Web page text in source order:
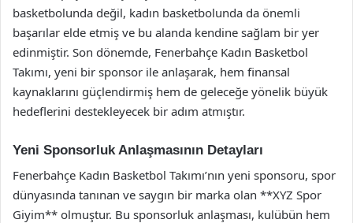
basketbolunda değil, kadın basketbolunda da önemli
başarılar elde etmiş ve bu alanda kendine sağlam bir yer
edinmiştir. Son dönemde, Fenerbahçe Kadın Basketbol
Takımı, yeni bir sponsor ile anlaşarak, hem finansal
kaynaklarını güçlendirmiş hem de geleceğe yönelik büyük
hedeflerini destekleyecek bir adım atmıştır.
Yeni Sponsorluk Anlaşmasının Detayları
Fenerbahçe Kadın Basketbol Takımı’nın yeni sponsoru, spor
dünyasında tanınan ve saygın bir marka olan **XYZ Spor
Giyim** olmuştur. Bu sponsorluk anlaşması, kulübün hem